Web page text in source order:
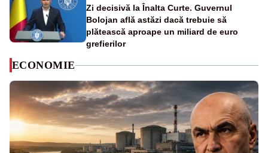
Zi decisivă la Înalta Curte. Guvernul
Bolojan află astăzi dacă trebuie să
plătească aproape un miliard de euro
grefierilor
ECONOMIE